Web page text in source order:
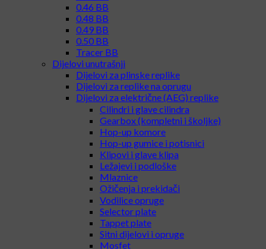
0.46 BB
0.48 BB
0.49 BB
0.50 BB
Tracer BB
Dijelovi unutrašnji
Dijelovi za plinske replike
Dijelovi za replike na oprugu
Dijelovi za električne (AEG) replike
Cilindri i glave cilindra
Gearbox (kompletni i školjke)
Hop-up komore
Hop-up gumice i potisnici
Klipovi i glave klipa
Ležajevi i podloške
Mlaznice
Ožičenja i prekidači
Vodilice opruge
Selector plate
Tappet plate
Sitni dijelovi i opruge
Mosfet